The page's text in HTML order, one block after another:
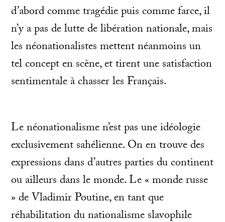
d’abord comme tragédie puis comme farce, il
n’y a pas de lutte de libération nationale, mais
les néonationalistes mettent néanmoins un
tel concept en scène, et tirent une satisfaction
sentimentale à chasser les Français.
Le néonationalisme n’est pas une idéologie
exclusivement sahélienne. On en trouve des
expressions dans d’autres parties du continent
ou ailleurs dans le monde. Le « monde russe
» de Vladimir Poutine, en tant que
réhabilitation du nationalisme slavophile